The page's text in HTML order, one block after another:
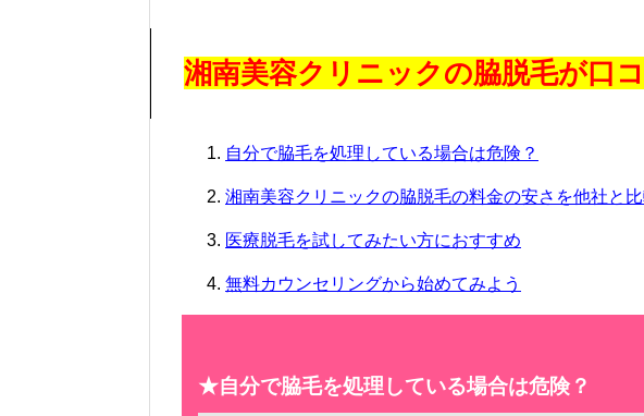
湘南美容クリニックの脇脱毛が口
自分で脇毛を処理している場合は危険？
湘南美容クリニックの脇脱毛の料金の安さを他社と
医療脱毛を試してみたい方におすすめ
無料カウンセリングから始めてみよう
★自分で脇毛を処理している場合は危険？